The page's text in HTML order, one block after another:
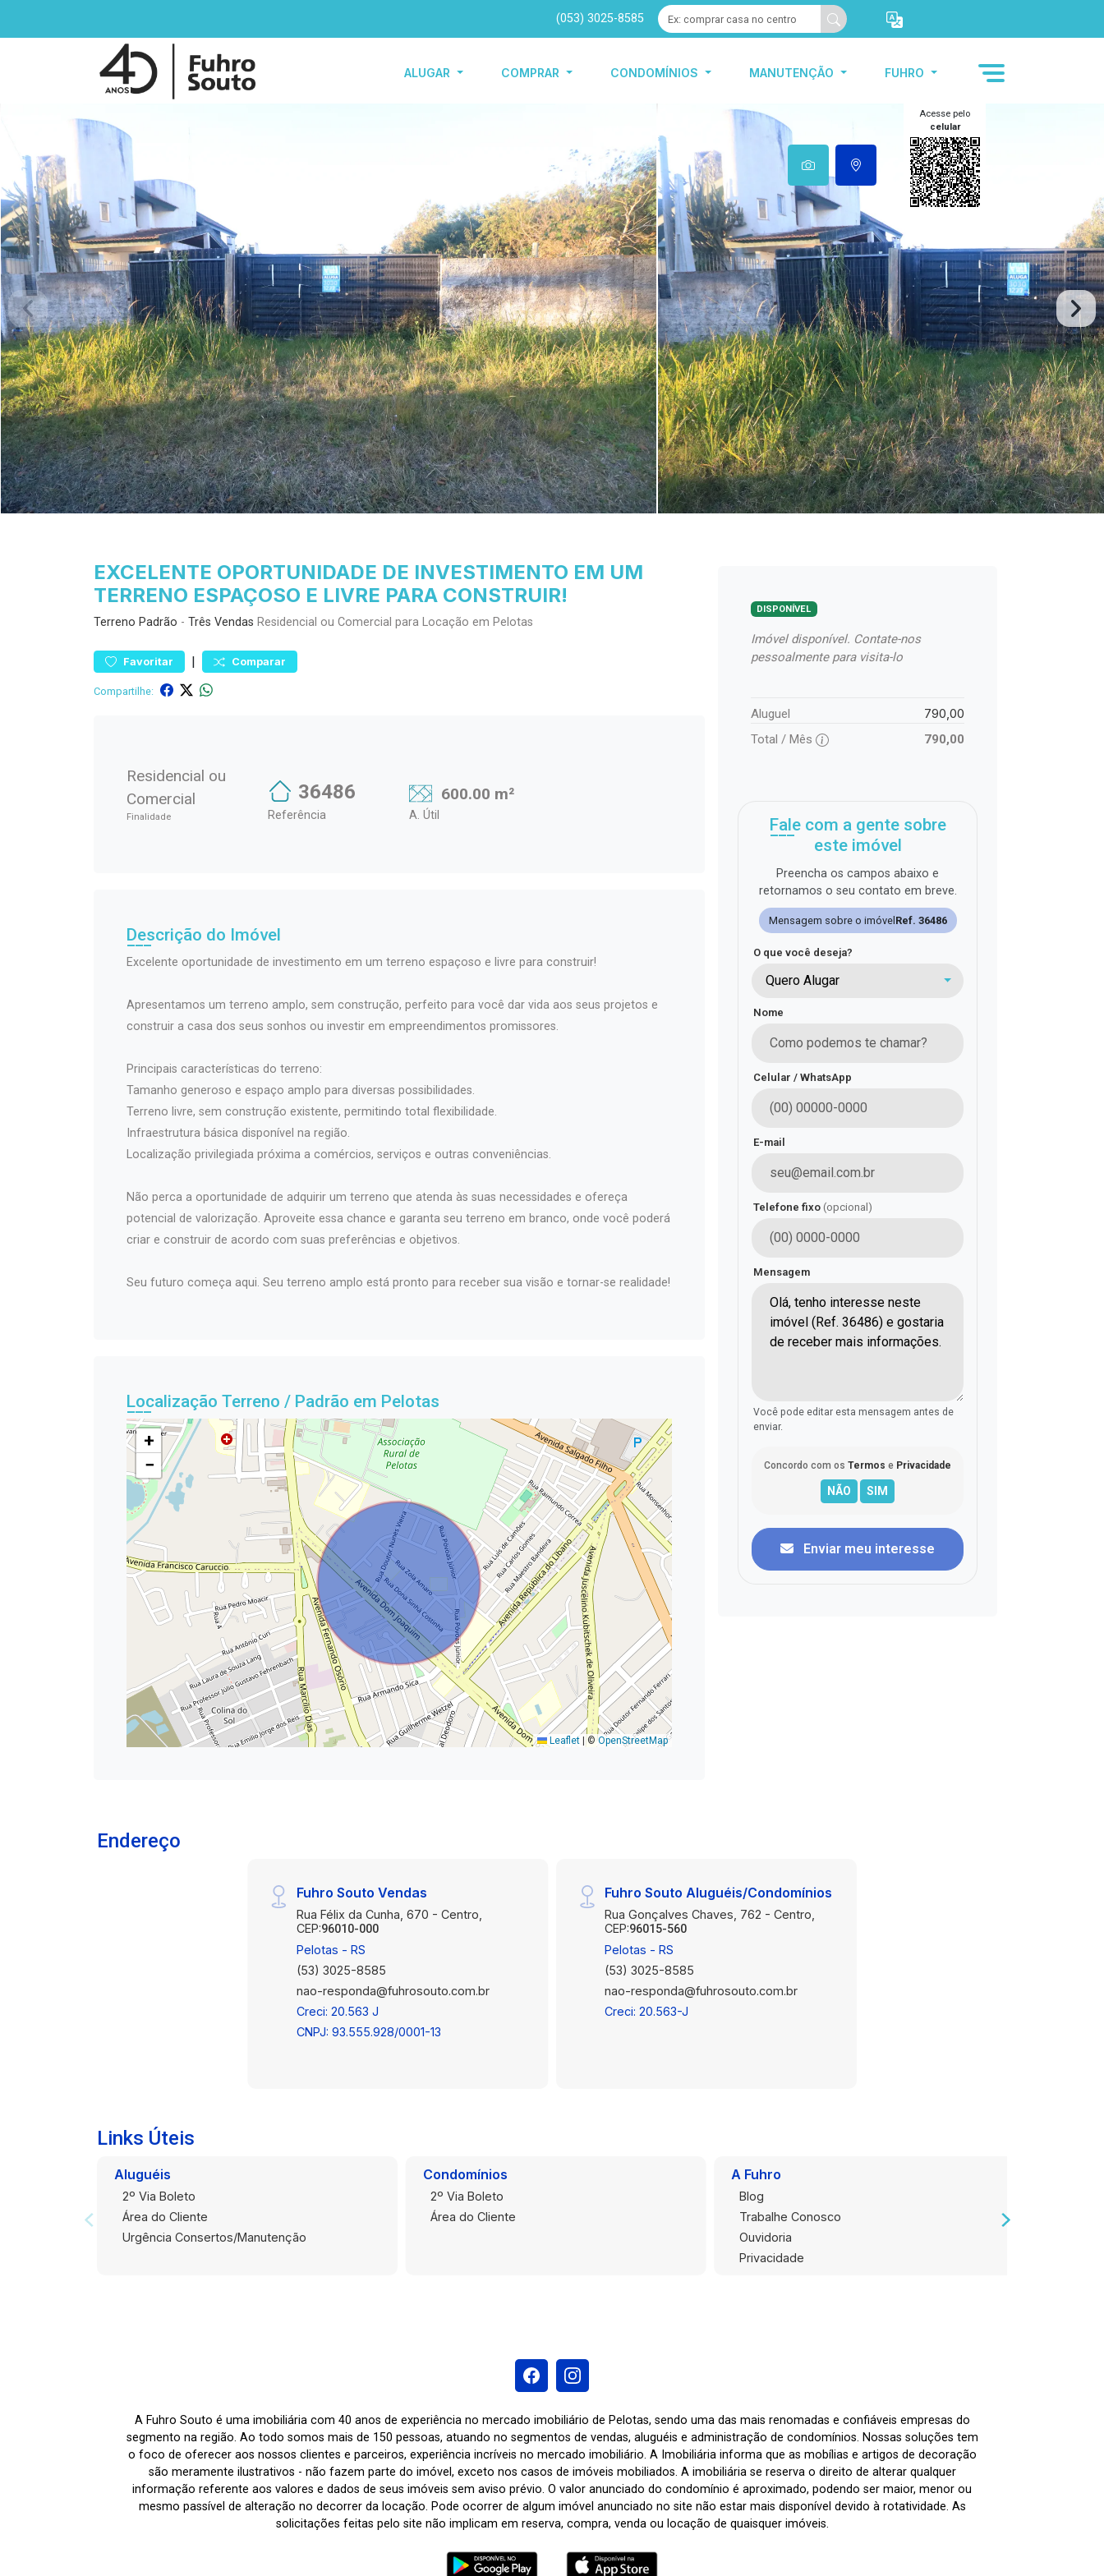
(053) 3025-8585
ALUGAR COMPRAR CONDOMÍNIOS MANUTENÇÃO FUHRO
Acesse pelo
celular
EXCELENTE OPORTUNIDADE DE INVESTIMENTO EM UM
TERRENO ESPAÇOSO E LIVRE PARA CONSTRUIR!
Terreno Padrão - Três Vendas Residencial ou Comercial para Locação em Pelotas
Favoritar | Comparar
Compartilhe:
Residencial ou
Comercial
Finalidade
36486
Referência
600.00 m²
A. Útil
Descrição do Imóvel
Excelente oportunidade de investimento em um terreno espaçoso e livre para construir!
Apresentamos um terreno amplo, sem construção, perfeito para você dar vida aos seus projetos e
construir a casa dos seus sonhos ou investir em empreendimentos promissores.
Principais características do terreno:
Tamanho generoso e espaço amplo para diversas possibilidades.
Terreno livre, sem construção existente, permitindo total flexibilidade.
Infraestrutura básica disponível na região.
Localização privilegiada próxima a comércios, serviços e outras conveniências.
Não perca a oportunidade de adquirir um terreno que atenda às suas necessidades e ofereça
potencial de valorização. Aproveite essa chance e garanta seu terreno em branco, onde você poderá
criar e construir de acordo com suas preferências e objetivos.
Seu futuro começa aqui. Seu terreno amplo está pronto para receber sua visão e tornar-se realidade!
Localização Terreno / Padrão em Pelotas
+
−
Leaflet ©OpenStreetMap
DISPONÍVEL
Imóvel disponível. Contate-nos
pessoalmente para visita-lo
Aluguel 790,00
Total / Mês 790,00
Fale com a gente sobre
este imóvel
Preencha os campos abaixo e
retornamos o seu contato em breve.
Mensagem sobre o imóvel Ref. 36486
O que você deseja?
Quero Alugar
Nome
Celular / WhatsApp
E-mail
Telefone fixo (opcional)
Mensagem
Você pode editar esta mensagem antes de
enviar.
Concordo com os Termos e Privacidade
Enviar meu interesse
Endereço
Fuhro Souto Vendas
Rua Félix da Cunha, 670 - Centro,
CEP:96010-000
Pelotas - RS
(53) 3025-8585
nao-responda@fuhrosouto.com.br
Creci: 20.563 J
CNPJ: 93.555.928/0001-13
Fuhro Souto Aluguéis/Condomínios
Rua Gonçalves Chaves, 762 - Centro,
CEP:96015-560
Pelotas - RS
(53) 3025-8585
nao-responda@fuhrosouto.com.br
Creci: 20.563-J
Links Úteis
Aluguéis
2º Via Boleto
Área do Cliente
Urgência Consertos/Manutenção
Condomínios
2º Via Boleto
Área do Cliente
A Fuhro
Blog
Trabalhe Conosco
Ouvidoria
Privacidade
A Fuhro Souto é uma imobiliária com 40 anos de experiência no mercado imobiliário de Pelotas, sendo uma das mais renomadas e confiáveis empresas do
segmento na região. Ao todo somos mais de 150 pessoas, atuando no segmentos de vendas, aluguéis e administração de condomínios. Nossas soluções tem
o foco de oferecer aos nossos clientes e parceiros, experiência incríveis no mercado imobiliário. A Imobiliária informa que as mobílias e artigos de decoração
são meramente ilustrativos - não fazem parte do imóvel, exceto nos casos de imóveis mobiliados. A imobiliária se reserva o direito de alterar qualquer
informação referente aos valores e dados de seus imóveis sem aviso prévio. O valor anunciado do condomínio é aproximado, podendo ser maior, menor ou
mesmo passível de alteração no decorrer da locação. Pode ocorrer de algum imóvel anunciado no site não estar mais disponível devido à rotatividade. As
solicitações feitas pelo site não implicam em reserva, compra, venda ou locação de quaisquer imóveis.